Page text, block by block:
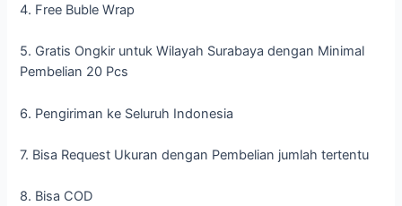
4. Free Buble Wrap
5. Gratis Ongkir untuk Wilayah Surabaya dengan Minimal
Pembelian 20 Pcs
6. Pengiriman ke Seluruh Indonesia
7. Bisa Request Ukuran dengan Pembelian jumlah tertentu
8. Bisa COD